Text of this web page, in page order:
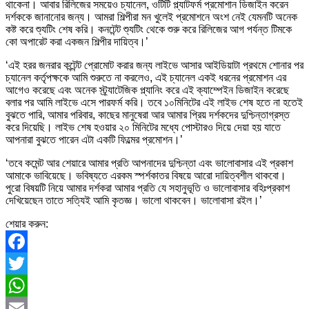
থাকেনা। আবার রিলিজের সময়েও চ্যানেল, ওটিটি প্ল্যাটফর্ম প্রমোশান ডিজাইন করেন
দর্শককে জানানোর জন্য। আমরা শিল্পীরা মন খুলেই প্রমোশনে অংশ নেই যেমনটি অনেক
কষ্ট করে শ্যুটিং শেষ করি। কনটেন্ট শ্যুটিং থেকে শুরু করে রিলিজের আগ পর্যন্ত টিমকে
কো অপারেট করা একজন শিল্পীর দায়িত্ব।’
‘এই হরর জনরার কন্টেন্ট প্রোমোট করার জন্য লাইভে আসার আইডিয়াটা প্রথমে শোনার পর
চ্যানেল কর্তৃপক্ষকে আমি শুরুতে না করলেও, এই চ্যানেল একই ধরনের প্রমোশন এর
আগেও করেছে এবং অনেক স্ট্র্যাটেজিক প্ল্যানিং করে এই ক্যাম্পেইন ডিজাইন করেছে
বলার পর আমি লাইভে এসে পারফর্ম করি। তবে ১০মিনিটের এই লাইভ শেষ হতে না হতেই
বুঝতে পারি, আমার পরিবার, কাছের মানুষেরা আর আমার প্রিয় দর্শকদের দুশ্চিন্তাগ্রস্ত
করে দিয়েছি। লাইভ শেষ হওয়ার ২০ মিনিটের মধ্যে পোস্টারও দিয়ে দেয়া হয় যাতে
আপনারা বুঝতে পারেন এটা একটি ফিল্মের প্রমোশন।’
‘তবে কমেন্ট আর শেয়ারে আমার প্রতি আপনাদের দুশ্চিন্তা এবং ভালোবাসার এই প্রকাশ
আমাকে ভাবিয়েছে। ভবিষ্যতে এরকম স্পর্শকাতর বিষয়ে আরো দায়িত্বশীল থাকবো।
পুরো বিষয়টি নিয়ে আমার দর্শকরা আমার প্রতি যে সহানুভূতি ও ভালোবাসার বহিঃপ্রকাশ
দেখিয়েছেন তাতে সত্যিই আমি কৃতজ্ঞ। ভালো থাকবেন। ভালোবাসা রইল।’
শেয়ার করুন:
Facebook
Twitter